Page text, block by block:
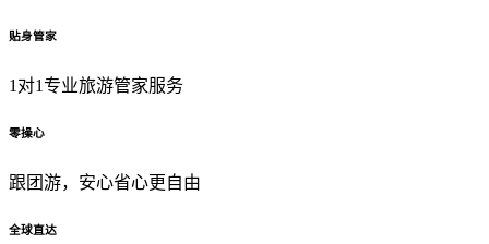
贴身管家
1对1专业旅游管家服务
零操心
跟团游，安心省心更自由
全球直达